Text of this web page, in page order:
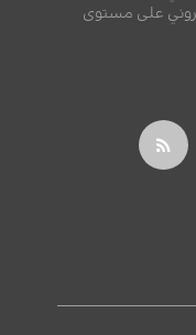
على مستوى